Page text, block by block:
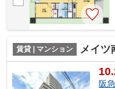
賃貸 | マンション メイツ
阪